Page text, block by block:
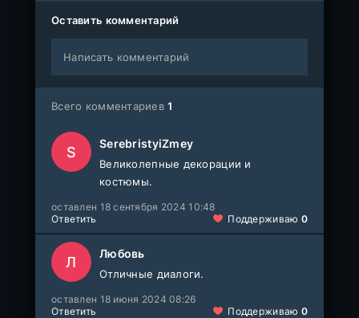
Оставить комментарий
Написать комментарий
Всего комментариев1
S SerebristyiZmey
Великолепные декорации и
костюмы.
оставлен 18 сентября 2024 10:48
Ответить
Поддерживаю 0
Л Любовь
Отличные диалоги.
оставлен 18 июня 2024 08:26
Ответить
Поддерживаю 0